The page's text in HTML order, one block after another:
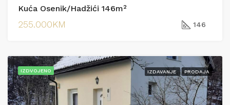
Kuća Osenik/Hadžići 146m²
255.000KM 146
IZDVOJENO IZDAVANJE PRODAJA